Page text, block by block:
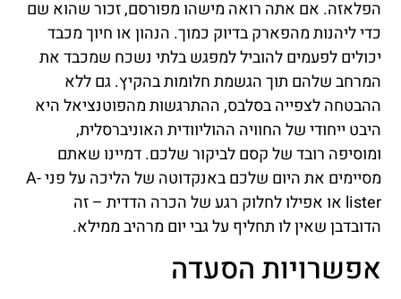
הפלאזה. אם אתה רואה מישהו מפורסם, זכור שהוא שם
כדי ליהנות מהפארק בדיוק כמוך. הנהון או חיוך מכבד
יכולים לפעמים להוביל למפגש בלתי נשכח שמכבד את
המרחב שלהם תוך הגשמת חלומות בהקיץ. גם ללא
ההבטחה לצפייה בסלבס, ההתרגשות מהפוטנציאל היא
היבט ייחודי של החוויה ההוליוודית האוניברסלית,
ומוסיפה רובד של קסם לביקור שלכם. דמיינו שאתם
מסיימים את היום שלכם באנקדוטה של הליכה על פני A-
lister או אפילו לחלוק רגע של הכרה הדדית – זה
הדובדבן שאין לו תחליף על גבי יום מרהיב ממילא.
אפשרויות הסעדה